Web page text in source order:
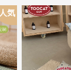
人気